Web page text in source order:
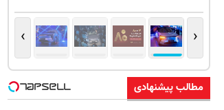
‹
›
مطالب پیشنهادی